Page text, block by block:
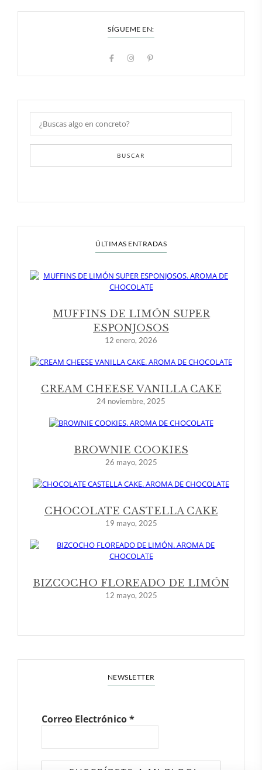
SÍGUEME EN:
BUSCAR
ÚLTIMAS ENTRADAS
MUFFINS DE LIMÓN SUPER
ESPONJOSOS
12 enero, 2026
CREAM CHEESE VANILLA CAKE
24 noviembre, 2025
BROWNIE COOKIES
26 mayo, 2025
CHOCOLATE CASTELLA CAKE
19 mayo, 2025
BIZCOCHO FLOREADO DE LIMÓN
12 mayo, 2025
NEWSLETTER
Correo Electrónico*